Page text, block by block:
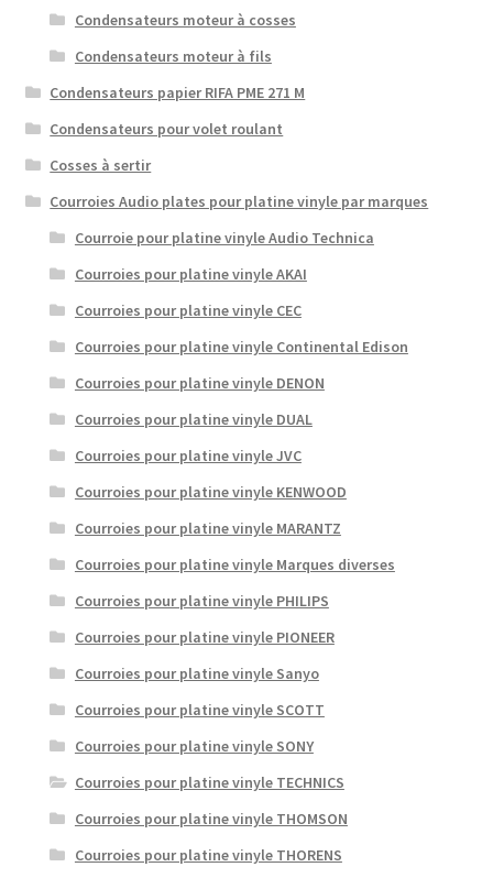
Condensateurs moteur à cosses
Condensateurs moteur à fils
Condensateurs papier RIFA PME 271 M
Condensateurs pour volet roulant
Cosses à sertir
Courroies Audio plates pour platine vinyle par marques
Courroie pour platine vinyle Audio Technica
Courroies pour platine vinyle AKAI
Courroies pour platine vinyle CEC
Courroies pour platine vinyle Continental Edison
Courroies pour platine vinyle DENON
Courroies pour platine vinyle DUAL
Courroies pour platine vinyle JVC
Courroies pour platine vinyle KENWOOD
Courroies pour platine vinyle MARANTZ
Courroies pour platine vinyle Marques diverses
Courroies pour platine vinyle PHILIPS
Courroies pour platine vinyle PIONEER
Courroies pour platine vinyle Sanyo
Courroies pour platine vinyle SCOTT
Courroies pour platine vinyle SONY
Courroies pour platine vinyle TECHNICS
Courroies pour platine vinyle THOMSON
Courroies pour platine vinyle THORENS